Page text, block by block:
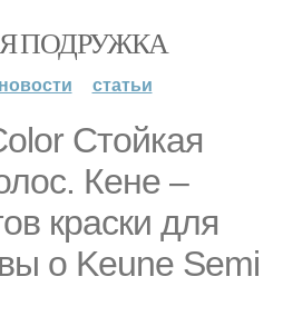
ПОДРУЖКА
новости статьи
Стойкая
Кене –
краски для
о Keune Semi